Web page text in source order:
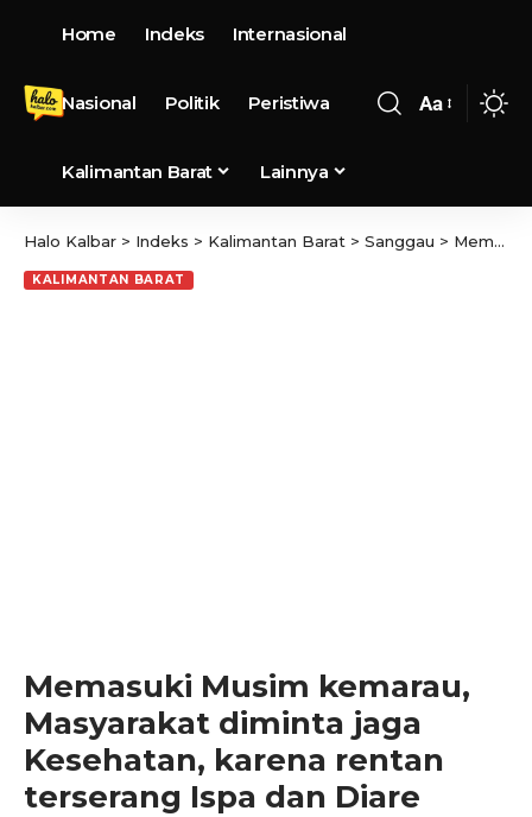
Home Indeks Internasional
Nasional Politik Peristiwa
Kalimantan Barat Lainnya
Aa
Halo Kalbar > Indeks > Kalimantan Barat > Sanggau > Memasuki Musim kemarau, Masyarakat diminta jaga Kesehatan, karena rentan terserang Ispa dan Diare
KALIMANTAN BARAT
Memasuki Musim kemarau,
Masyarakat diminta jaga
Kesehatan, karena rentan
terserang Ispa dan Diare